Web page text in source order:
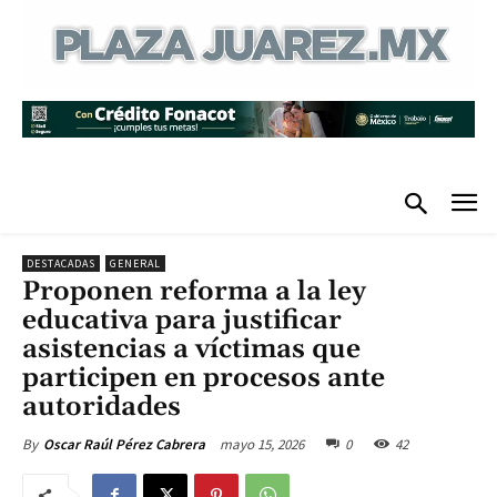
DESTACADAS GENERAL
Proponen reforma a la ley
educativa para justificar
asistencias a víctimas que
participen en procesos ante
autoridades
By Oscar Raúl Pérez Cabrera mayo 15, 2026 0 42